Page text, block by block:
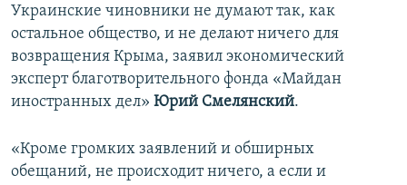
Украинские чиновники не думают так, как
остальное общество, и не делают ничего для
возвращения Крыма, заявил экономический
эксперт благотворительного фонда «Майдан
иностранных дел» Юрий Смелянский.
«Кроме громких заявлений и обширных
обещаний, не происходит ничего, а если и